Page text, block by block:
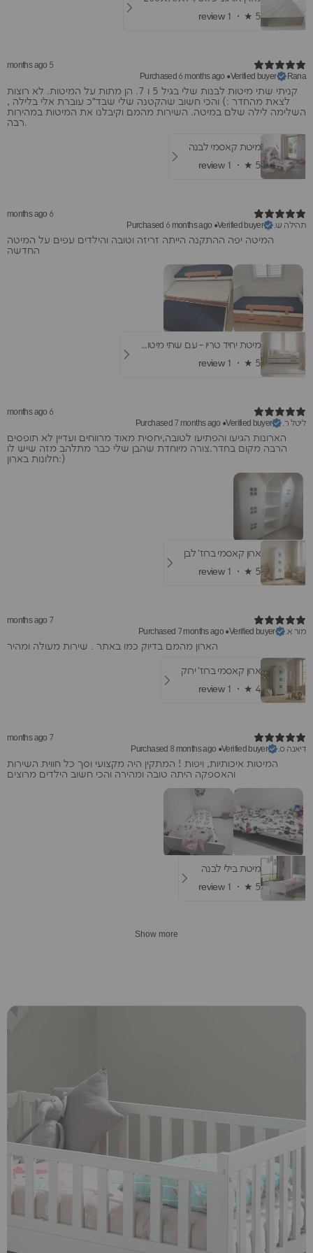
5
★ ·
1 review
5 months ago
Rana
Verified buyer
•
Purchased 6 months ago
קניתי שתי מיטות לבנות שלי בגיל 5 ו 7. הן מתות על המיטות. לא רוצות
לצאת מהחדר :) והכי חשוב שהקטנה שלי שבד״כ עוברת אלי בלילה ,
השלימה לילה שלם במיטה. השירות מהמם וקיבלנו את המיטות במהירות
רבה.
מיטת קאסמי לבנה
5
★ ·
1 review
6 months ago
תהילה ש.
Verified buyer
•
Purchased 6 months ago
המיטה יפה ההתקנה הייתה זריזה וטובה והילדים עפים על המיטה
החדשה
מיטת יחיד טריו - עם שתי מיטות חבר
5
★ ·
1 review
6 months ago
ליטל ר.
Verified buyer
•
Purchased 7 months ago
הארונות הגיעו והפתיעו לטובה,יחסית מאוד מרווחים ועדיין לא תופסים
הרבה מקום בחדר.צורה מיוחדת שהבן שלי כבר מתלהב מזה שיש לו
חלונות בארון:)
ארון קאסמי ברוז' לבן
5
★ ·
1 review
7 months ago
מור א.
Verified buyer
•
Purchased 7 months ago
הארון מהמם בדיוק כמו באתר . שירות מעולה ומהיר
ארון קאסמי ברוז' ירוק
4
★ ·
1 review
7 months ago
דיאנה ס.
Verified buyer
•
Purchased 8 months ago
המיטות איכותיות, ויפות ! המתקין היה מקצועי וסך כל חווית השירות
והאספקה היתה טובה ומהירה והכי חשוב הילדים מרוצים
מיטת בילי לבנה
5
★ ·
1 review
Show more